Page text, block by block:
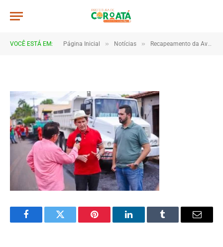
VOCÊ ESTÁ EM: Página Inicial » Notícias » Recapeamento da Avenida São Francisco marca início de novas obras de infraestrutura em Coroatá
a021
FacebookTwitter Pinterest LinkedInTumblr Email